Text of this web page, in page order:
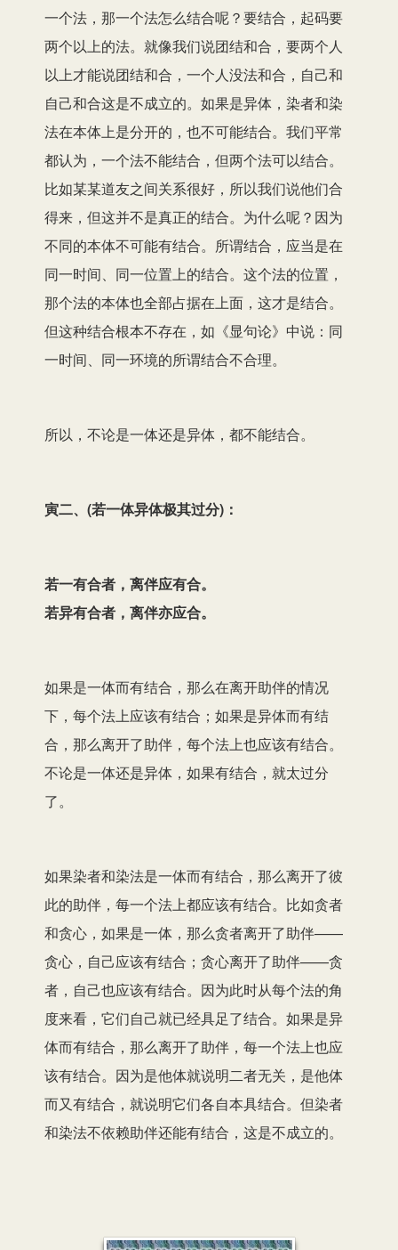
一个法，那一个法怎么结合呢？要结合，起码要
两个以上的法。就像我们说团结和合，要两个人
以上才能说团结和合，一个人没法和合，自己和
自己和合这是不成立的。如果是异体，染者和染
法在本体上是分开的，也不可能结合。我们平常
都认为，一个法不能结合，但两个法可以结合。
比如某某道友之间关系很好，所以我们说他们合
得来，但这并不是真正的结合。为什么呢？因为
不同的本体不可能有结合。所谓结合，应当是在
同一时间、同一位置上的结合。这个法的位置，
那个法的本体也全部占据在上面，这才是结合。
但这种结合根本不存在，如《显句论》中说：同
一时间、同一环境的所谓结合不合理。
所以，不论是一体还是异体，都不能结合。
寅二、(若一体异体极其过分)：
若一有合者，离伴应有合。
若异有合者，离伴亦应合。
如果是一体而有结合，那么在离开助伴的情况
下，每个法上应该有结合；如果是异体而有结
合，那么离开了助伴，每个法上也应该有结合。
不论是一体还是异体，如果有结合，就太过分
了。
如果染者和染法是一体而有结合，那么离开了彼
此的助伴，每一个法上都应该有结合。比如贪者
和贪心，如果是一体，那么贪者离开了助伴——
贪心，自己应该有结合；贪心离开了助伴——贪
者，自己也应该有结合。因为此时从每个法的角
度来看，它们自己就已经具足了结合。如果是异
体而有结合，那么离开了助伴，每一个法上也应
该有结合。因为是他体就说明二者无关，是他体
而又有结合，就说明它们各自本具结合。但染者
和染法不依赖助伴还能有结合，这是不成立的。